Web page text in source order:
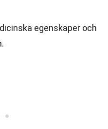
egenskaper och